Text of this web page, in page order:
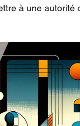
à une autorité